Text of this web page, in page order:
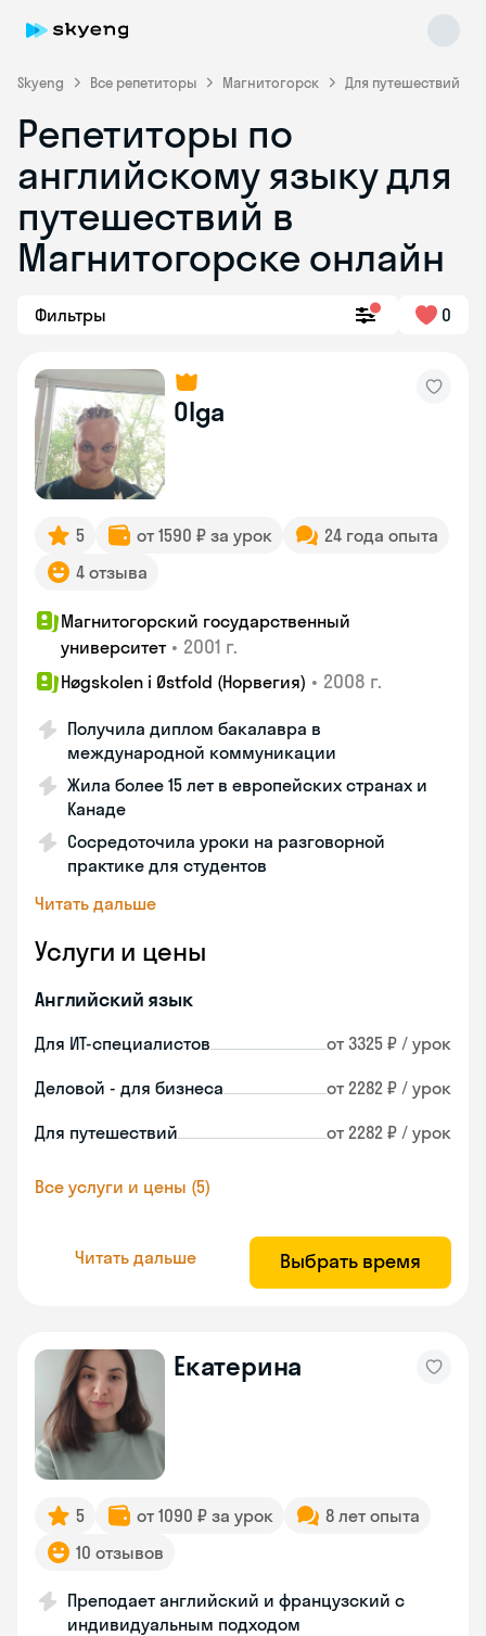
Skyeng Все репетиторы Магнитогорск Для путешествий
Репетиторы по
английскому языку для
путешествий в
Магнитогорске онлайн
Фильтры 0
Olga
5 от 1590 ₽ за урок
24 года опыта
4 отзыва
Магнитогорский государственный
университет • 2001 г.
Høgskolen i Østfold (Норвегия) • 2008 г.
Получила диплом бакалавра в
международной коммуникации
Жила более 15 лет в европейских странах и
Канаде
Сосредоточила уроки на разговорной
практике для студентов
Читать дальше
Услуги и цены
Английский язык
Для ИТ-специалистов от 3325 ₽ / урок
Деловой - для бизнеса от 2282 ₽ / урок
Для путешествий от 2282 ₽ / урок
Все услуги и цены (5)
Читать дальше Выбрать время
Екатерина
5 от 1090 ₽ за урок
8 лет опыта
10 отзывов
Преподает английский и французский с
индивидуальным подходом